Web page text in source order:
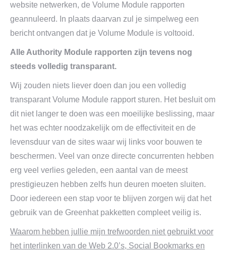
website netwerken, de Volume Module rapporten
geannuleerd. In plaats daarvan zul je simpelweg een
bericht ontvangen dat je Volume Module is voltooid.
Alle Authority Module rapporten zijn tevens nog
steeds volledig transparant.
Wij zouden niets liever doen dan jou een volledig
transparant Volume Module rapport sturen. Het besluit om
dit niet langer te doen was een moeilijke beslissing, maar
het was echter noodzakelijk om de effectiviteit en de
levensduur van de sites waar wij links voor bouwen te
beschermen. Veel van onze directe concurrenten hebben
erg veel verlies geleden, een aantal van de meest
prestigieuzen hebben zelfs hun deuren moeten sluiten.
Door iedereen een stap voor te blijven zorgen wij dat het
gebruik van de Greenhat pakketten compleet veilig is.
Waarom hebben jullie mijn trefwoorden niet gebruikt voor
het interlinken van de Web 2.0’s, Social Bookmarks en